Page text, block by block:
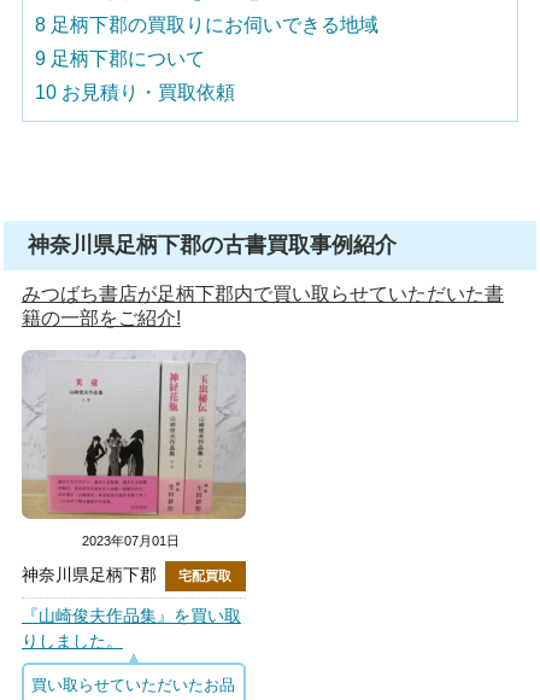
8 足柄下郡の買取りにお伺いできる地域
9 足柄下郡について
10 お見積り・買取依頼
神奈川県足柄下郡の古書買取事例紹介
みつばち書店が足柄下郡内で買い取らせていただいた書
籍の一部をご紹介!
2023年07月01日
神奈川県足柄下郡 宅配買取
『山崎俊夫作品集』を買い取
りしました。
買い取らせていただいたお品